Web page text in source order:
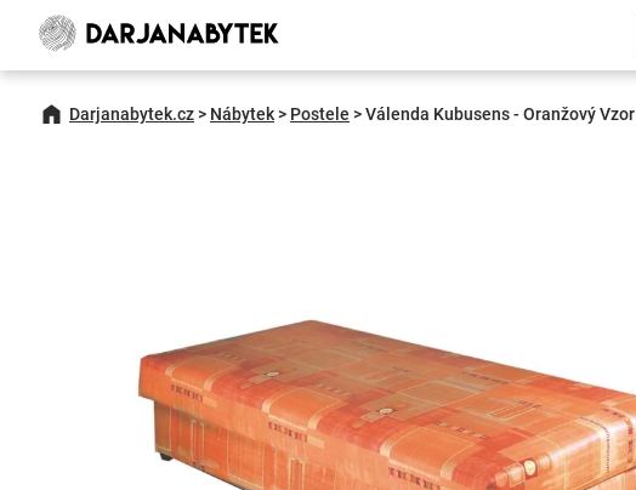
Darjanabytek.cz> Nábytek> Postele >Válenda Kubusens - Oranžový Vzor